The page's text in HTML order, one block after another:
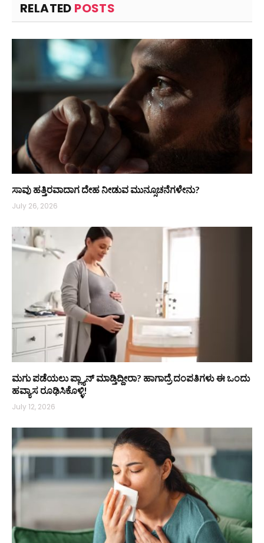
RELATED POSTS
ಸಾವು ಹತ್ತಿರವಾದಾಗ ದೇಹ ನೀಡುವ ಮುನ್ಸೂಚನೆಗಳೇನು?
July 26, 2026
ಮಗು ಪಡೆಯಲು ಪ್ಲ್ಯಾನ್ ಮಾಡ್ತಿದ್ದೀರಾ? ಹಾಗಾದ್ರೆ ದಂಪತಿಗಳು ಈ ಒಂದು
ಹವ್ಯಾಸ ರೂಢಿಸಿಕೊಳ್ಳಿ!
July 12, 2026